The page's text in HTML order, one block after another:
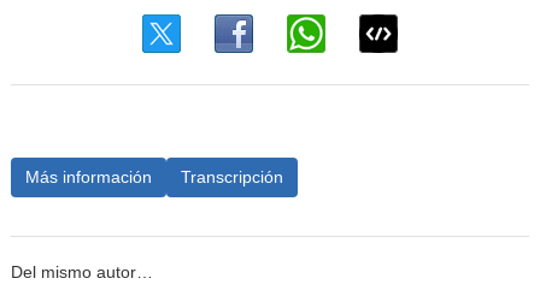
Más información Transcripción
Del mismo autor…